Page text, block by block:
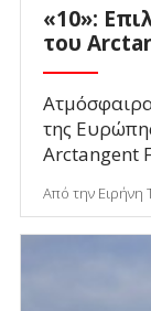
«10»:
του
της
Arctangent
Από την Ειρήνη